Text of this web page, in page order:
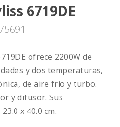
6719DE
ofrece 2200W de
y dos temperaturas,
de aire frío y turbo.
y difusor. Sus
x 40.0 cm.